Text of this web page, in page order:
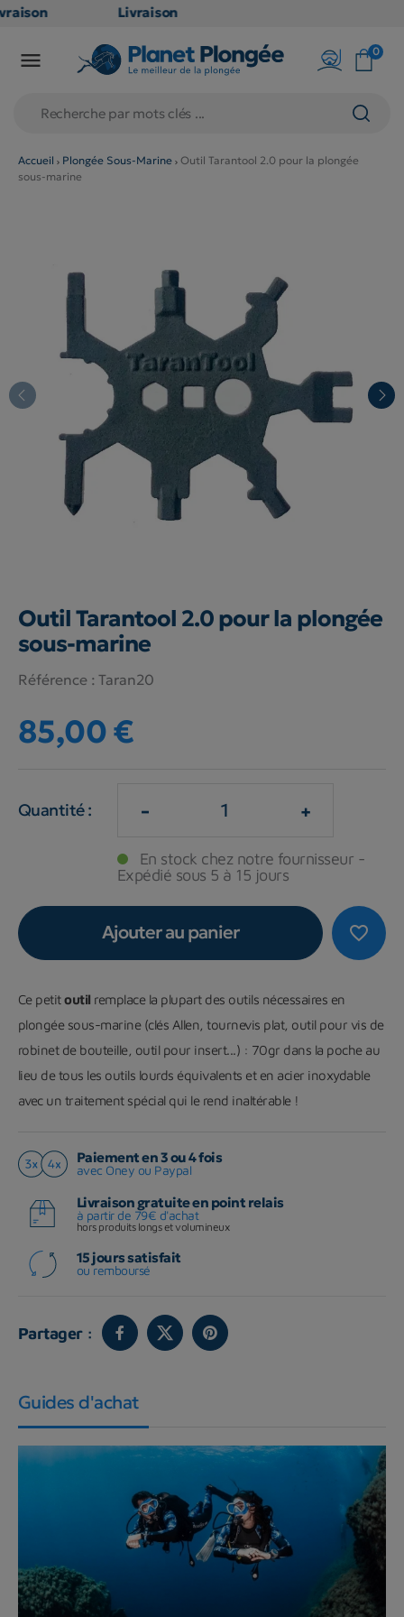
Livraison
en point
79€
(hors
éligibles)
 0
Accueil Plongée Sous-Marine
Outil Tarantool 2.0 pour la plongée
sous-marine
Outil Tarantool 2.0 pour la plongée
sous-marine
Référence : Taran20
85,00 €
Quantité : - +
En stock chez notre fournisseur -
Expédié sous 5 à 15 jours
favorite_border
Ajouter au panier
Ce petitoutil remplace la plupart des outils nécessaires en
plongée sous-marine (clés Allen, tournevis plat, outil pour vis de
robinet de bouteille, outil pour insert...) : 70gr dans la poche au
lieu de tous les outils lourds équivalents et en acier inoxydable
avec un traitement spécial qui le rend inaltérable !
Paiement en 3 ou 4 fois
avec Oney ou Paypal
Livraison gratuite en point relais
à partir de 79€ d'achat
hors produits longs et volumineux
15 jours satisfait
ou remboursé
Partager :
Guides d'achat